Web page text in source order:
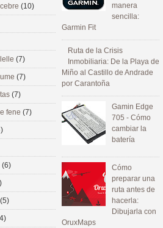
manera
sencilla:
Garmin Fit
Ruta de la Crisis
Inmobiliaria: De la Playa de
Miño al Castillo de Andrade
por Carantoña
Gamin Edge
705 - Cómo
cambiar la
batería
Cómo
preparar una
ruta antes de
hacerla:
Dibujarla con
OruxMaps
(10)
(7)
(7)
(7)
fene (7)
(6)
(5)